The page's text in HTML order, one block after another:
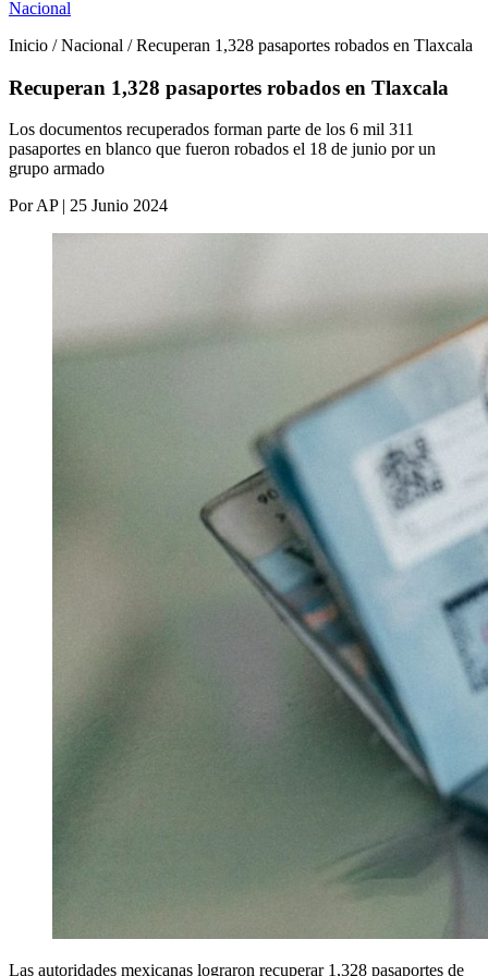
Nacional
Inicio / Nacional / Recuperan 1,328 pasaportes robados en Tlaxcala
Recuperan 1,328 pasaportes robados en Tlaxcala
Los documentos recuperados forman parte de los 6 mil 311
pasaportes en blanco que fueron robados el 18 de junio por un
grupo armado
Por AP | 25 Junio 2024
Las autoridades mexicanas lograron recuperar 1,328 pasaportes de